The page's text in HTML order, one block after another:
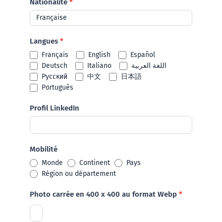
Nationalité *
Langues *
Français English
Español
Deutsch
Italiano
اللغة العربية
Русский
中文
日本語
Português
Profil LinkedIn
Mobilité
Monde Continent
Pays
Région ou département
Photo carrée en 400 x 400 au format Webp *